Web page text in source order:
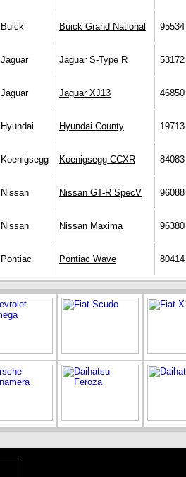
Buick Buick Grand National 95534
Jaguar Jaguar S-Type R 53172
Jaguar Jaguar XJ13 46850
Hyundai Hyundai County 19713
Koenigsegg Koenigsegg CCXR 84083
Nissan Nissan GT-R SpecV 96088
Nissan Nissan Maxima 96380
Pontiac Pontiac Wave 80414